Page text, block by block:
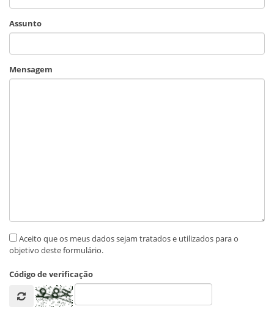
Assunto
Mensagem
Aceito que os meus dados sejam tratados e utilizados para o
objetivo deste formulário.
Código de verificação